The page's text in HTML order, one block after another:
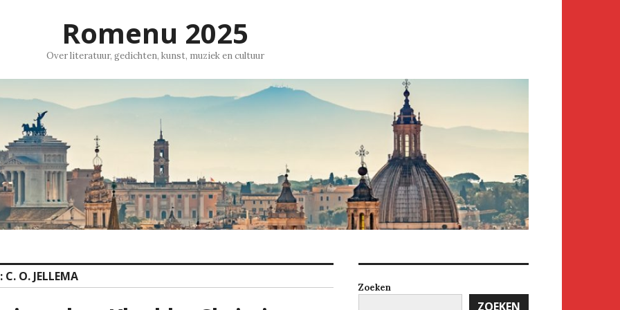
Romenu 2025
Over literatuur, gedichten, kunst, muziek en cultuur
C. O. JELLEMA
Zoeken
ZOEKEN